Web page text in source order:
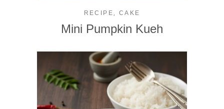
RECIPE , CAKE
Mini Pumpkin Kueh